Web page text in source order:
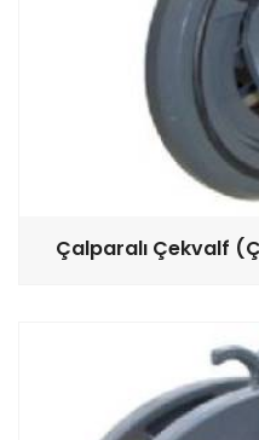
Çalparalı Çekvalf